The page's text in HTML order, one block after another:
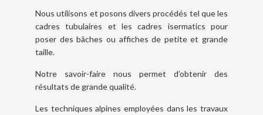
Nous utilisons et posons divers procédés tel que les
cadres tubulaires et les cadres isermatics pour
poser des bâches ou affiches de petite et grande
taille.
Notre savoir-faire nous permet d’obtenir des
résultats de grande qualité.
Les techniques alpines employées dans les travaux